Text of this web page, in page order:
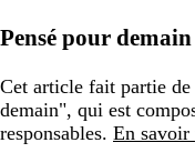
Pensé pour demain
Cet article fait partie
demain", qui est
responsables. En savoir